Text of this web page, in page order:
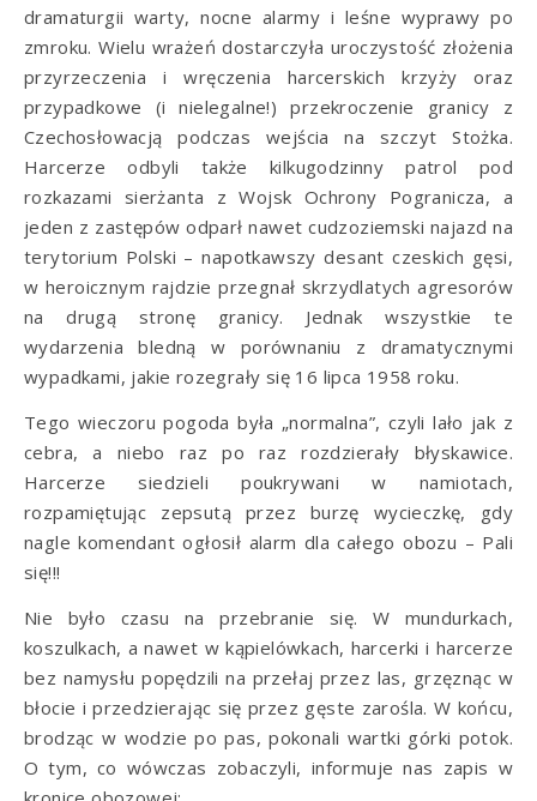
dramaturgii warty, nocne alarmy i leśne wyprawy po
zmroku. Wielu wrażeń dostarczyła uroczystość złożenia
przyrzeczenia i wręczenia harcerskich krzyży oraz
przypadkowe (i nielegalne!) przekroczenie granicy z
Czechosłowacją podczas wejścia na szczyt Stożka.
Harcerze odbyli także kilkugodzinny patrol pod
rozkazami sierżanta z Wojsk Ochrony Pogranicza, a
jeden z zastępów odparł nawet cudzoziemski najazd na
terytorium Polski – napotkawszy desant czeskich gęsi,
w heroicznym rajdzie przegnał skrzydlatych agresorów
na drugą stronę granicy. Jednak wszystkie te
wydarzenia bledną w porównaniu z dramatycznymi
wypadkami, jakie rozegrały się 16 lipca 1958 roku.
Tego wieczoru pogoda była „normalna”, czyli lało jak z
cebra, a niebo raz po raz rozdzierały błyskawice.
Harcerze siedzieli poukrywani w namiotach,
rozpamiętując zepsutą przez burzę wycieczkę, gdy
nagle komendant ogłosił alarm dla całego obozu – Pali
się!!!
Nie było czasu na przebranie się. W mundurkach,
koszulkach, a nawet w kąpielówkach, harcerki i harcerze
bez namysłu popędzili na przełaj przez las, grzęznąc w
błocie i przedzierając się przez gęste zarośla. W końcu,
brodząc w wodzie po pas, pokonali wartki górki potok.
O tym, co wówczas zobaczyli, informuje nas zapis w